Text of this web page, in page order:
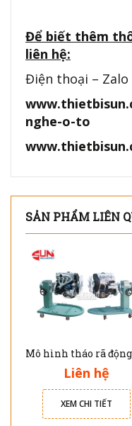
Để biết thêm
liên hệ:
Điện thoại – Zalo
nghe-o-to
SẢN PHẨM LIÊN
Liên hệ
XEM CHI TIẾT